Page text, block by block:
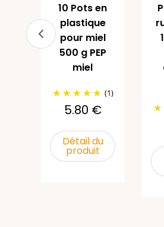
10 Pots en
plastique
pour miel
500 g PEP
miel
(1)
5.80 €
Détail du
produit